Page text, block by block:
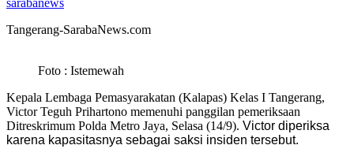
Tangerang-SarabaNews.com
Foto : Istemewah
Kepala Lembaga Pemasyarakatan (Kalapas) Kelas I Tangerang,
Victor Teguh Prihartono memenuhi panggilan pemeriksaan
Ditreskrimum Polda Metro Jaya, Selasa (14/9). Victor diperiksa
karena kapasitasnya sebagai saksi insiden tersebut.